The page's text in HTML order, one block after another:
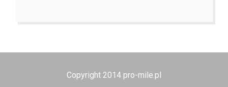
Copyright 2014 pro-mile.pl